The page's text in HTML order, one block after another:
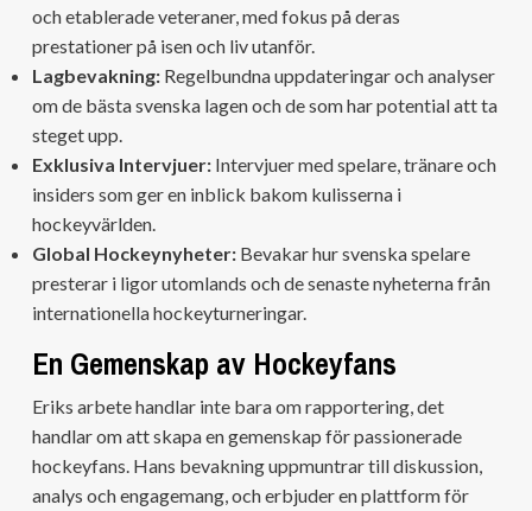
och etablerade veteraner, med fokus på deras
prestationer på isen och liv utanför.
Lagbevakning: Regelbundna uppdateringar och analyser
om de bästa svenska lagen och de som har potential att ta
steget upp.
Exklusiva Intervjuer: Intervjuer med spelare, tränare och
insiders som ger en inblick bakom kulisserna i
hockeyvärlden.
Global Hockeynyheter: Bevakar hur svenska spelare
presterar i ligor utomlands och de senaste nyheterna från
internationella hockeyturneringar.
En Gemenskap av Hockeyfans
Eriks arbete handlar inte bara om rapportering, det
handlar om att skapa en gemenskap för passionerade
hockeyfans. Hans bevakning uppmuntrar till diskussion,
analys och engagemang, och erbjuder en plattform för